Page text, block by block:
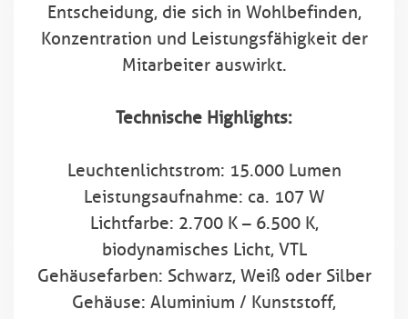
Entscheidung, die sich in Wohlbefinden,
Konzentration und Leistungsfähigkeit der
Mitarbeiter auswirkt.
Technische Highlights:
Leuchtenlichtstrom: 15.000 Lumen
Leistungsaufnahme: ca. 107 W
Lichtfarbe: 2.700 K – 6.500 K,
biodynamisches Licht, VTL
Gehäusefarben: Schwarz, Weiß oder Silber
Gehäuse: Aluminium / Kunststoff,